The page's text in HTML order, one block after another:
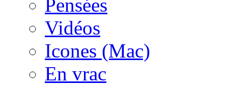
Pensées
Vidéos
Icones (Mac)
En vrac